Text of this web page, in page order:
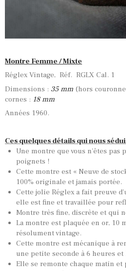
Montre Femme / Mixte
Réglex Vintage, Réf. RGLX Cal. 1
Dimensions : 35 mm (hors
cornes : 18 mm
Années 1960.
Ces quelques détails qui nous
Une montre que vous n’êtes pas
poignets !
Cette montre est « Neuve de
100% originale et jamais portée.
Cette jolie Réglex a fait preuve
elle est fine et travaillée pour
Montre très fine, discrète et qui
La montre est plaquée en or, 10
résolument vintage.
Cette montre est mécanique à
une petite seconde à 6 heures et
Elle se remonte chaque matin et